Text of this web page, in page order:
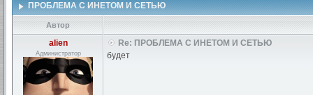
ПРОБЛЕМА С ИНЕТОМ И СЕТЬЮ
Автор
alien
Администратор
Re: ПРОБЛЕМА С ИНЕТОМ И СЕТЬЮ
будет